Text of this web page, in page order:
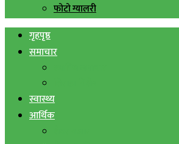
फोटो ग्यालरी
गृहपृष्ठ
समाचार
स्वास्थ्य
आर्थिक